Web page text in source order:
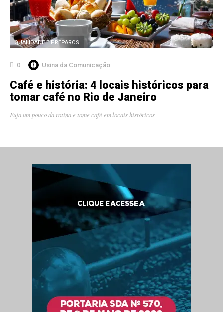
QUALIDADE E PREPAROS
0 Usina da Comunicação
Café e história: 4 locais históricos para
tomar café no Rio de Janeiro
Fuja um pouco da rotina e tome café em locais históricos